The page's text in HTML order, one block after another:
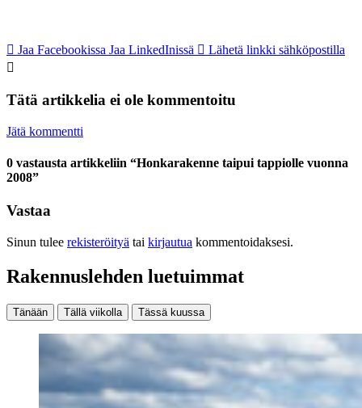
Jaa Facebookissa Jaa LinkedInissä Lähetä linkki sähköpostilla
Tätä artikkelia ei ole kommentoitu
Jätä kommentti
0 vastausta artikkeliin “Honkarakenne taipui tappiolle vuonna
2008”
Vastaa
Sinun tulee rekisteröityä tai kirjautua kommentoidaksesi.
Rakennuslehden luetuimmat
Tänään Tällä viikolla Tässä kuussa